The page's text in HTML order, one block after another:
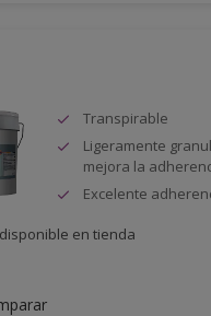
Transpirable
Ligeramente
mejora la
Excelente
en tienda